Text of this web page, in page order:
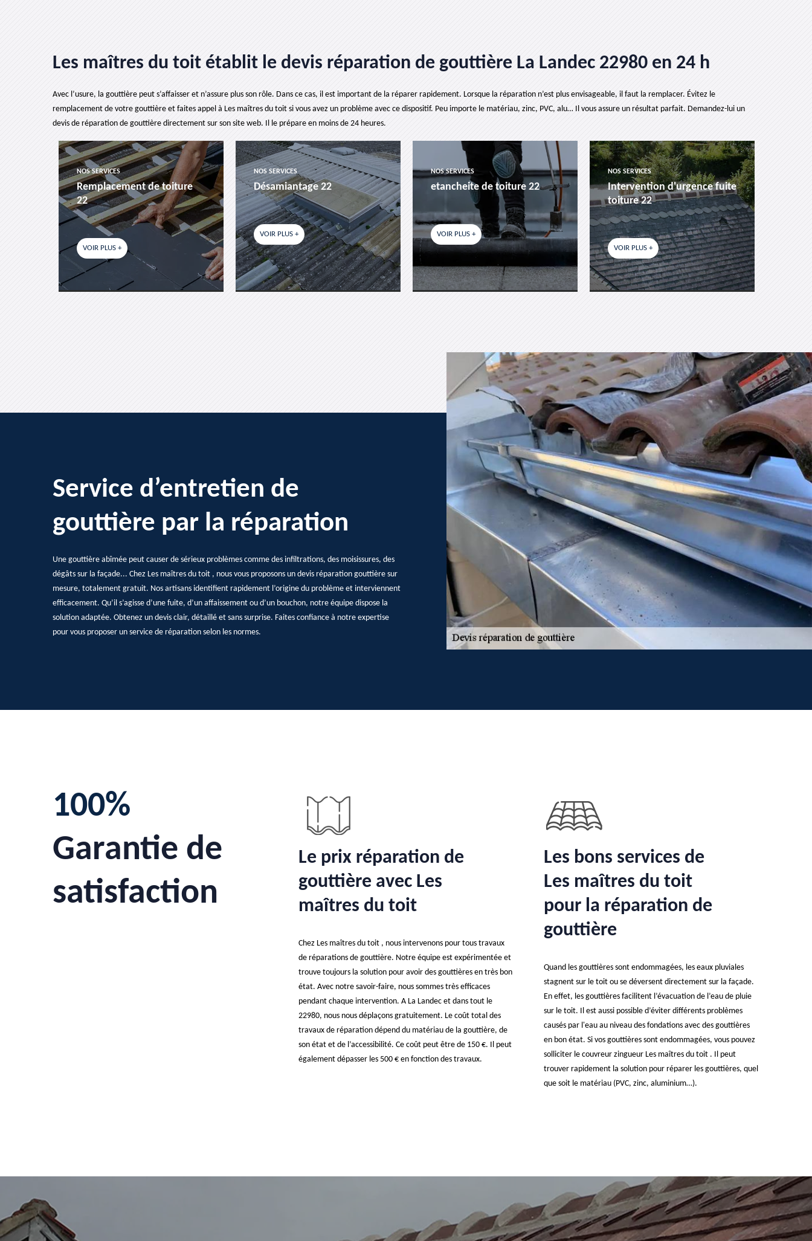
Les maîtres du toit établit le devis réparation de gouttière La Landec 22980 en 24 h
Avec l’usure, la gouttière peut s’affaisser et n’assure plus son rôle. Dans ce cas, il est important de la réparer rapidement. Lorsque la réparation n’est plus envisageable, il faut la remplacer. Évitez le
remplacement de votre gouttière et faites appel à Les maîtres du toit si vous avez un problème avec ce dispositif. Peu importe le matériau, zinc, PVC, alu… Il vous assure un résultat parfait. Demandez-lui un
devis de réparation de gouttière directement sur son site web. Il le prépare en moins de 24 heures.
NOS SERVICES
Remplacement de toiture
22
VOIR PLUS +
NOS SERVICES
Désamiantage 22
VOIR PLUS +
NOS SERVICES
etancheite de toiture 22
VOIR PLUS +
NOS SERVICES
Intervention d'urgence fuite
toiture 22
VOIR PLUS +
Service d’entretien de
gouttière par la réparation
Une gouttière abîmée peut causer de sérieux problèmes comme des infiltrations, des moisissures, des
dégâts sur la façade... Chez Les maîtres du toit , nous vous proposons un devis réparation gouttière sur
mesure, totalement gratuit. Nos artisans identifient rapidement l’origine du problème et interviennent
efficacement. Qu’il s’agisse d’une fuite, d’un affaissement ou d’un bouchon, notre équipe dispose la
solution adaptée. Obtenez un devis clair, détaillé et sans surprise. Faites confiance à notre expertise
pour vous proposer un service de réparation selon les normes.
100%
Garantie de
satisfaction
Le prix réparation de
gouttière avec Les
maîtres du toit
Chez Les maîtres du toit , nous intervenons pour tous travaux
de réparations de gouttière. Notre équipe est expérimentée et
trouve toujours la solution pour avoir des gouttières en très bon
état. Avec notre savoir-faire, nous sommes très efficaces
pendant chaque intervention. A La Landec et dans tout le
22980, nous nous déplaçons gratuitement. Le coût total des
travaux de réparation dépend du matériau de la gouttière, de
son état et de l’accessibilité. Ce coût peut être de 150 €. Il peut
également dépasser les 500 € en fonction des travaux.
Les bons services de
Les maîtres du toit
pour la réparation de
gouttière
Quand les gouttières sont endommagées, les eaux pluviales
stagnent sur le toit ou se déversent directement sur la façade.
En effet, les gouttières facilitent l’évacuation de l’eau de pluie
sur le toit. Il est aussi possible d’éviter différents problèmes
causés par l'eau au niveau des fondations avec des gouttières
en bon état. Si vos gouttières sont endommagées, vous pouvez
solliciter le couvreur zingueur Les maîtres du toit . Il peut
trouver rapidement la solution pour réparer les gouttières, quel
que soit le matériau (PVC, zinc, aluminium…).